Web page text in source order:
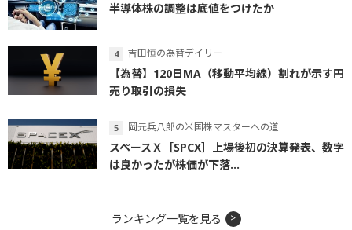
半導体株の調整は底値をつけたか
吉田恒の為替デイリー
【為替】120日MA（移動平均線）割れが示す円
売り取引の損失
岡元兵八郎の米国株マスターへの道
スペースＸ［SPCX］上場後初の決算発表、数字
は良かったが株価が下落...
ランキング一覧を見る